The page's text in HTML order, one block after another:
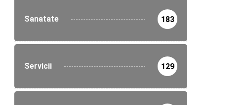
Sanatate 183
Servicii 129